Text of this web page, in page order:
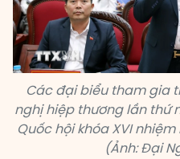
Các đại biểu tham gia
nghị hiệp thương lần thứ
Quốc hội khóa XVI nhiệm
(Ảnh: Đại